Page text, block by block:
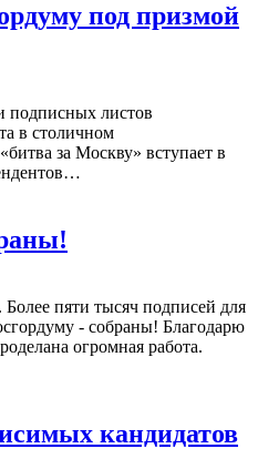
под призмой
подписных листов
в столичном
за Москву» вступает в
пяти тысяч подписей для
- собраны! Благодарю
огромная работа.
кандидатов